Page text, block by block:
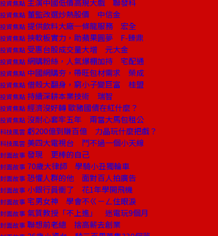
投資焦點 主演中國低價高規大戲 聯發科
投資焦點 董監改選炒熱股價 中信金
投資焦點 提供飲料大廠一條龍服務 宏全
投資焦點 挾軟板實力，助蘋果圓夢 F-臻鼎
投資焦點 受惠台股成交量大增 元大金
投資焦點 網購粉絲，人氣爆棚加持 宅配通
投資焦點 中國網購夯，帶旺包材需求 榮成
投資焦點 借殼大翻身，窮小子變巨富 桂盟
投資焦點 持續深耕本業技術 瑞智
投資焦點 經濟沒好轉 歐豬國債在紅什麼？
投資焦點 沒耐心套牢五年 甭當大馬包租公
科技風雲 虧200億到賺百億 力晶玩什麼把戲？
科技風雲 美四大電視台 鬥不過一個小天線
封面故事 發現 更棒的自己
封面故事 70歲大律師 學騎小丑獨輪車
封面故事 恐懼人群的他 面對百人拍廣告
封面故事 小銀行員衝了 花1年學開飛機
封面故事 宅男女神 學會不ㄍㄧㄥ住眼淚
封面故事 氣質教授「不上進」 迷電玩9個月
封面故事 聯想前老總 捨高薪去創業